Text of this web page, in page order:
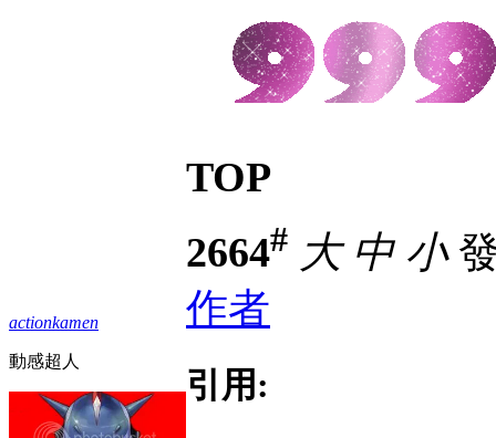
TOP
actionkamen
動感超人
2664# 大 中 小
作者
引用: